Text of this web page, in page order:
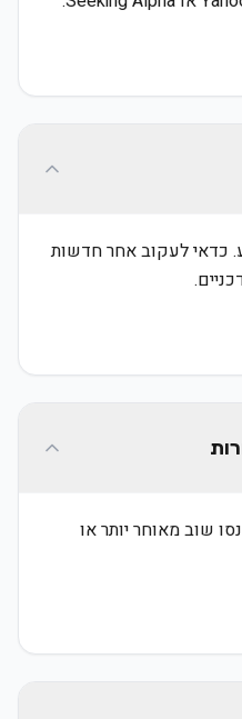
כדאי לעקוב אחר חדשות
שוב מאוחר יותר או